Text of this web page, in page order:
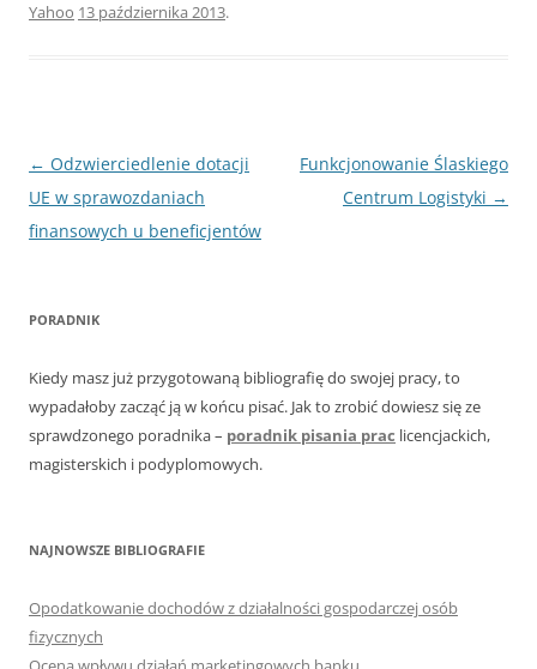
Yahoo 13 października 2013.
Nawigacja
wpisu
← Odzwierciedlenie dotacji
UE w sprawozdaniach
finansowych u beneficjentów
Funkcjonowanie Ślaskiego
Centrum Logistyki →
PORADNIK
Kiedy masz już przygotowaną bibliografię do swojej pracy, to
wypadałoby zacząć ją w końcu pisać. Jak to zrobić dowiesz się ze
sprawdzonego poradnika – poradnik pisania prac licencjackich,
magisterskich i podyplomowych.
NAJNOWSZE BIBLIOGRAFIE
Opodatkowanie dochodów z działalności gospodarczej osób
fizycznych